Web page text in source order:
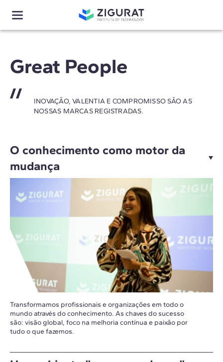
Great People
INOVAÇÃO, VALENTIA E COMPROMISSO SÃO AS
NOSSAS MARCAS REGISTRADAS.
O conhecimento como motor da
mudança
Transformamos profissionais e organizações em todo o
mundo através do conhecimento. As chaves do sucesso
são: visão global, foco na melhoria contínua e paixão por
tudo o que fazemos.